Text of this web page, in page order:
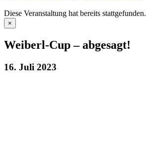
Diese Veranstaltung hat bereits stattgefunden.
×
Weiberl-Cup – abgesagt!
16. Juli 2023